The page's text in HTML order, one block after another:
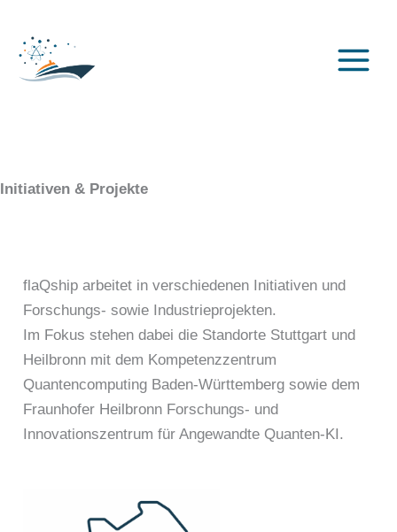
Inhalt
springen
Initiativen & Projekte
flaQship arbeitet in verschiedenen Initiativen und
Forschungs- sowie Industrieprojekten.
Im Fokus stehen dabei die Standorte Stuttgart und
Heilbronn mit dem Kompetenzzentrum
Quantencomputing Baden-Württemberg sowie dem
Fraunhofer Heilbronn Forschungs- und
Innovationszentrum für Angewandte Quanten-KI.